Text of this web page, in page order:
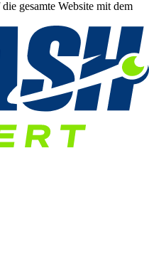
gesamte Website mit dem